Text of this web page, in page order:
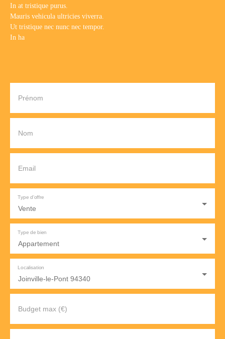
In at tristique purus.
Mauris vehicula ultricies viverra.
Ut tristique nec nunc nec tempor.
In ha
Prénom
Nom
Email
Vente
Type d'offre
Appartement
Type de bien
Joinville-le-Pont 94340
Localisation
Budget max (€)